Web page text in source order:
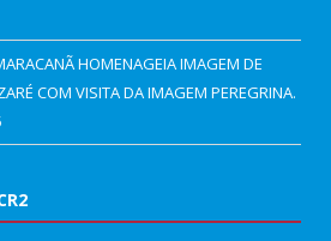
HOMENAGEIA IMAGEM DE
COM VISITA DA IMAGEM PEREGRINA.